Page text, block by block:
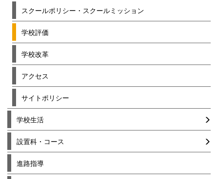
スクールポリシー・スクールミッション
学校評価
学校改革
アクセス
サイトポリシー
学校生活
設置科・コース
進路指導